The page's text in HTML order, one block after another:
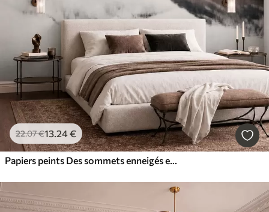
22.07€13.24€
Papiers peints Des sommets enneigés et un lac paisible aux reflets miroitants